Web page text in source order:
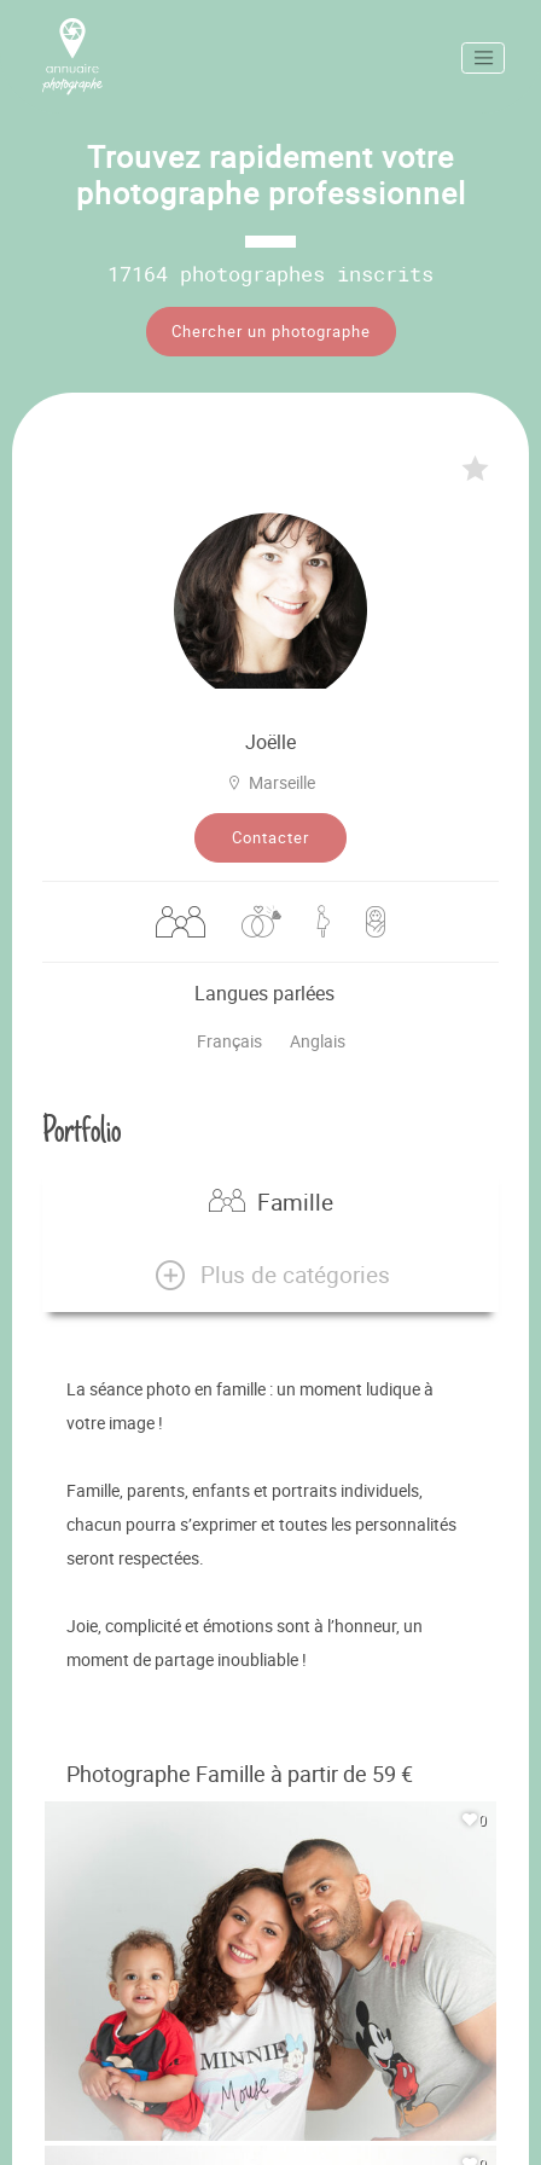
Trouvez rapidement votre
photographe professionnel
17164 photographes inscrits
Chercher un photographe
Joëlle
Marseille
Contacter
Langues parlées
Français Anglais
Portfolio
Famille
Plus de catégories
La séance photo en famille : un moment ludique à
votre image !
Famille, parents, enfants et portraits individuels,
chacun pourra s’exprimer et toutes les personnalités
seront respectées.
Joie, complicité et émotions sont à l’honneur, un
moment de partage inoubliable !
Photographe Famille à partir de 59 €
0